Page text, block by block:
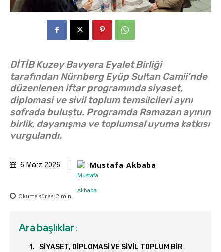
DİTİB Kuzey Bavyera Eyalet Birliği
tarafından Nürnberg Eyüp Sultan Camii’nde
düzenlenen iftar programında siyaset,
diplomasi ve sivil toplum temsilcileri aynı
sofrada buluştu. Programda Ramazan ayının
birlik, dayanışma ve toplumsal uyuma katkısı
vurgulandı.
6 März 2026 Mustafa Akbaba
Okuma süresi 2 min.
Ara başlıklar :
SİYASET, DİPLOMASİ VE SİVİL TOPLUM BİR